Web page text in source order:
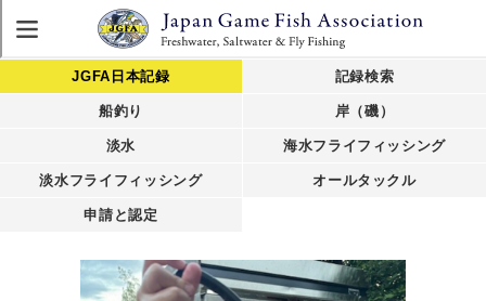
JGFA日本記録 記録検索
船釣り 岸（磯）
淡水 海水フライフィッシング
淡水フライフィッシング オールタックル
申請と認定